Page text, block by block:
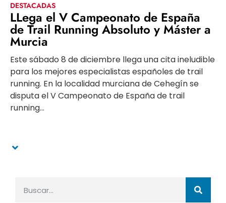
DESTACADAS
LLega el V Campeonato de España
de Trail Running Absoluto y Máster a
Murcia
Este sábado 8 de diciembre llega una cita ineludible
para los mejores especialistas españoles de trail
running. En la localidad murciana de Cehegín se
disputa el V Campeonato de España de trail
running...